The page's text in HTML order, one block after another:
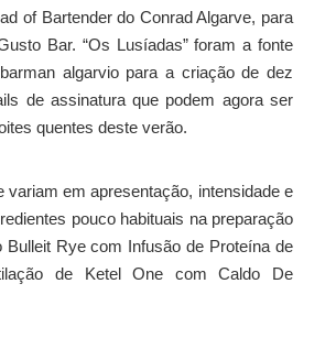
of Bartender do Conrad Algarve, para
Bar. “Os Lusíadas” foram a fonte
algarvio para a criação de dez
de assinatura que podem agora ser
quentes deste verão.
variam em apresentação, intensidade e
pouco habituais na preparação
Rye com Infusão de Proteína de
de Ketel One com Caldo De